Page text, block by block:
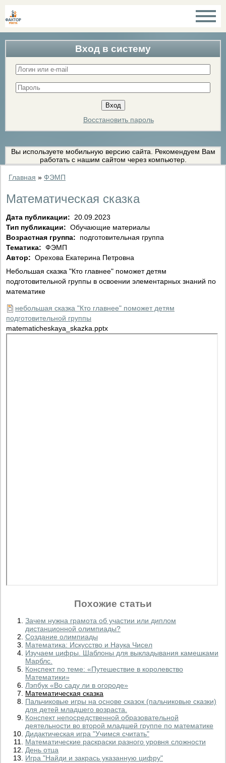
Вход в систему
Восстановить пароль
Вы используете мобильную версию сайта. Рекомендуем Вам
работать с нашим сайтом через компьютер.
Главная » ФЭМП
Математическая сказка
Дата публикации:
20.09.2023
Тип публикации: Обучающие материалы
Возрастная группа:
подготовительная группа
Тематика: ФЭМП
Автор: Орехова Екатерина Петровна
Небольшая сказка "Кто главнее" поможет детям
подготовительной группы в освоении элементарных знаний по
математике
небольшая сказка "Кто главнее" поможет детям
подготовительной группы
matematicheskaya_skazka.pptx
Похожие статьи
Зачем нужна грамота об участии или диплом
дистанционной олимпиады?
Создание олимпиады
Математика: Искусство и Наука Чисел
Изучаем цифры. Шаблоны для выкладывания камешками
Марблс.
Конспект по теме: «Путешествие в королевство
Математики»
Лэпбук «Во саду ли в огороде»
Математическая сказка
Пальчиковые игры на основе сказок (пальчиковые сказки)
для детей младшего возраста.
Конспект непосредственной образовательной
деятельности во второй младшей группе по математике
Дидактическая игра "Учимся считать"
Математические раскраски разного уровня сложности
День отца
Игра "Найди и закрась указанную цифру"